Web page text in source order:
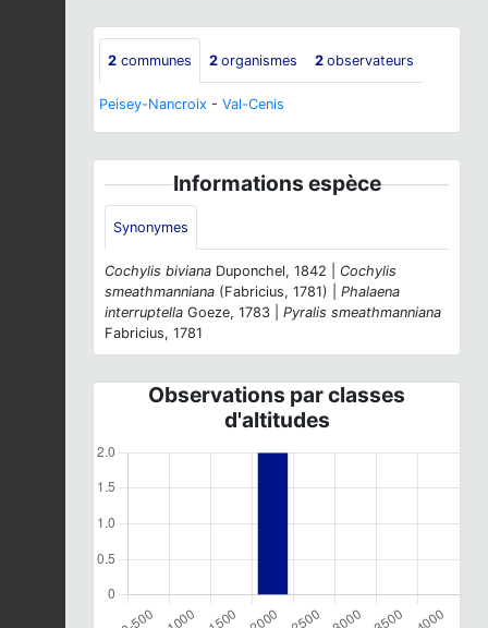
2 communes 2 organismes 2 observateurs
Peisey-Nancroix - Val-Cenis
Informations espèce
Synonymes
Cochylis biviana Duponchel, 1842 | Cochylis
smeathmanniana (Fabricius, 1781) | Phalaena
interruptella Goeze, 1783 | Pyralis smeathmanniana
Fabricius, 1781
Observations par classes
d'altitudes